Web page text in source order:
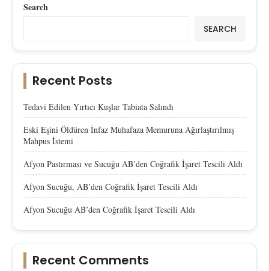
Search
SEARCH
Recent Posts
Tedavi Edilen Yırtıcı Kuşlar Tabiata Salındı
Eski Eşini Öldüren İnfaz Muhafaza Memuruna Ağırlaştırılmış
Mahpus İstemi
Afyon Pastırması ve Sucuğu AB’den Coğrafik İşaret Tescili Aldı
Afyon Sucuğu, AB’den Coğrafik İşaret Tescili Aldı
Afyon Sucuğu AB’den Coğrafik İşaret Tescili Aldı
Recent Comments